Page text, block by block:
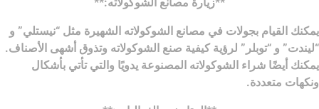
**زيارة مصانع الشوكولاته:**
يمكنك القيام بجولات في مصانع الشوكولاته الشهيرة مثل “نيستلي” و
“ليندت” و “توبلر” لرؤية كيفية صنع الشوكولاته وتذوق أشهى الأصناف.
يمكنك أيضًا شراء الشوكولاته المصنوعة يدويًا والتي تأتي بأشكال
ونكهات متعددة.